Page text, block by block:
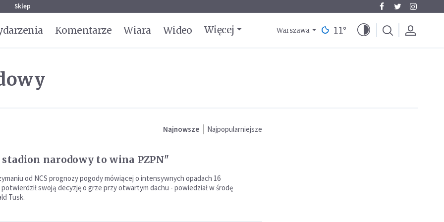
Sklep
Komentarze Wiara Wideo Więcej Warszawa 11°
Najnowsze Najpopularniejsze
narodowy to wina PZPN"
od NCS prognozy pogody mówiącej o intensywnych opadach 16
swoją decyzję o grze przy otwartym dachu - powiedział w środę
Tusk.